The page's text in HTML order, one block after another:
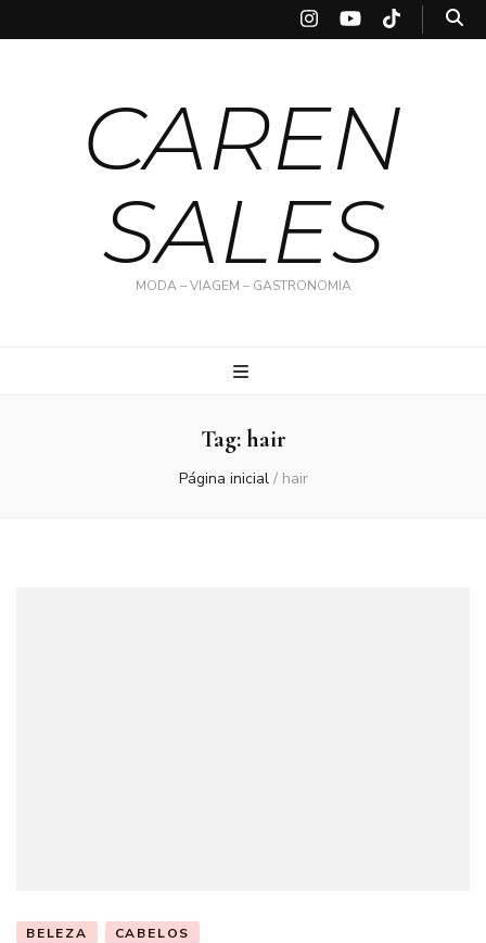
CAREN
SALES
MODA – VIAGEM – GASTRONOMIA
Tag:hair
Página inicial / hair
BELEZA CABELOS